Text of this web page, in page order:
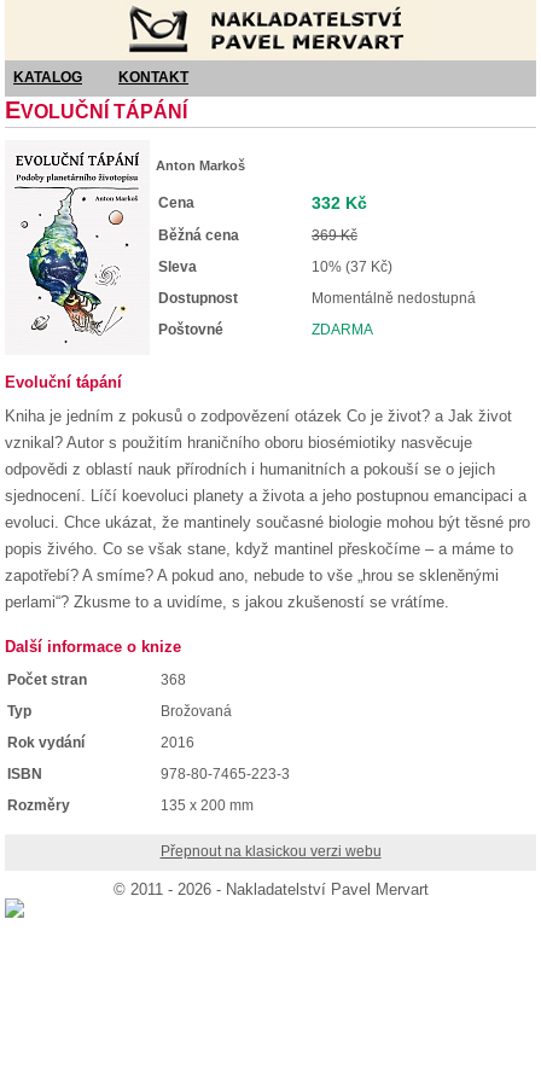
KATALOG KONTAKT
EVOLUČNÍ TÁPÁNÍ
Anton Markoš
Cena 332 Kč
Běžná cena
369 Kč
Sleva
10% (37 Kč)
Dostupnost
Momentálně nedostupná
Poštovné
ZDARMA
Evoluční tápání
Kniha je jedním z pokusů o zodpovězení otázek Co je život? a Jak život
vznikal? Autor s použitím hraničního oboru biosémiotiky nasvěcuje
odpovědi z oblastí nauk přírodních i humanitních a pokouší se o jejich
sjednocení. Líčí koevoluci planety a života a jeho postupnou emancipaci a
evoluci. Chce ukázat, že mantinely současné biologie mohou být těsné pro
popis živého. Co se však stane, když mantinel přeskočíme – a máme to
zapotřebí? A smíme? A pokud ano, nebude to vše „hrou se skleněnými
perlami“? Zkusme to a uvidíme, s jakou zkušeností se vrátíme.
Další informace o knize
Počet stran
368
Typ
Brožovaná
Rok vydání
2016
ISBN
978-80-7465-223-3
Rozměry
135 x 200 mm
Přepnout na klasickou verzi webu
© 2011 - 2026 - Nakladatelství Pavel Mervart